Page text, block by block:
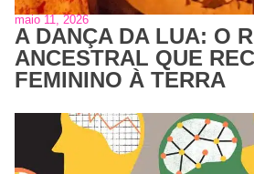
maio 11, 2026
A DANÇA DA LUA: O
ANCESTRAL QUE
FEMININO À TERRA